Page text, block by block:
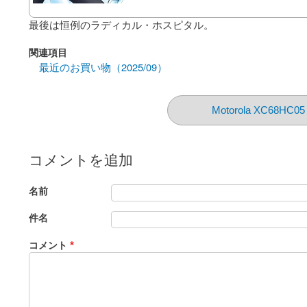
最後は恒例のラディカル・ホスピタル。
関連項目
最近のお買い物（2025/09）
Motorola XC68HC05
コメントを追加
名前
件名
コメント